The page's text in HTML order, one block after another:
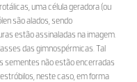
uma célula geradora (ou
são alados, sendo
estão assinaladas na imagem.
das gimnospérmicas. Tal
sementes não estão encerradas
neste caso, em forma